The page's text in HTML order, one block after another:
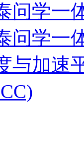
问学一
问学一
与加速